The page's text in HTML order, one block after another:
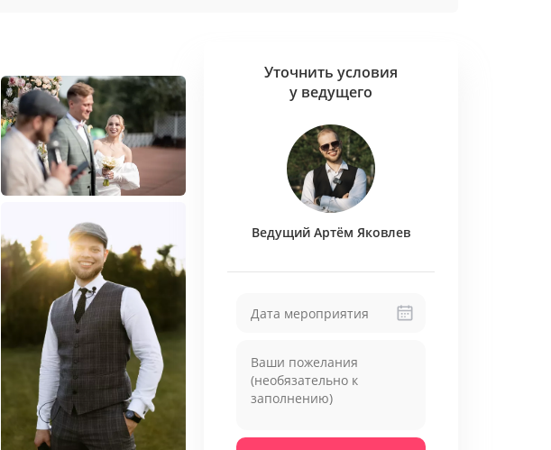
в лучшей версии мира.
Максимальный комфорт. Минимум напряжения. Максимум
эмоций.
Потому что я знаю:праздник — это не только шоу. Это момент,
когда люди становятся ближе.
✔️ Провожу молодёжные вечеринки с бешеной энергетикой - где
каждый гостьхочет танцевать, смеяться, жить здесь и сейчас
✔️ Ведуклассические и современные свадьбы -
церемониями, где каждое слово откликается в сердце.
✔️ Готов сделать вашу церемонию с
пранками и юмором -
если
вы хотите, чтобы гости смеялись до слёз.
✔️Предлагаю новые идеи
— вместе мы создадим праздник вашей
мечты. Не по шаблону. По вашему ритму.
Что говорят обо мне?
Уточнить условия
у ведущего
Ведущий Артём Яковлев